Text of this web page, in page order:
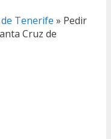
Tenerife » Pedir
Cruz de